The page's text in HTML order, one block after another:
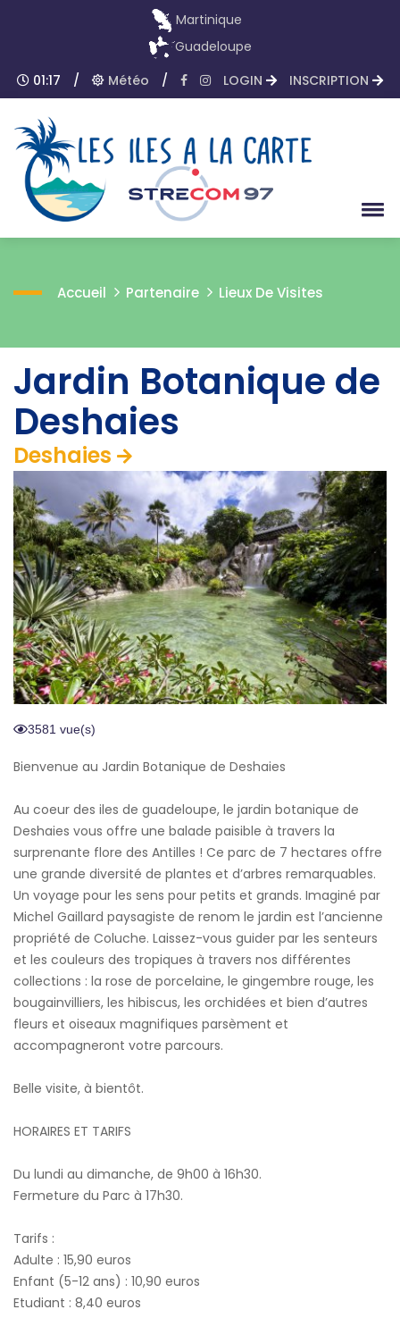
Martinique
Guadeloupe
01:17
/ Météo / LOGIN INSCRIPTION
Accueil Partenaire Lieux De Visites
Jardin Botanique de
Deshaies
Deshaies
3581 vue(s)
Bienvenue au Jardin Botanique de Deshaies
Au coeur des iles de guadeloupe, le jardin botanique de
Deshaies vous offre une balade paisible à travers la
surprenante flore des Antilles ! Ce parc de 7 hectares offre
une grande diversité de plantes et d’arbres remarquables.
Un voyage pour les sens pour petits et grands. Imaginé par
Michel Gaillard paysagiste de renom le jardin est l’ancienne
propriété de Coluche. Laissez-vous guider par les senteurs
et les couleurs des tropiques à travers nos différentes
collections : la rose de porcelaine, le gingembre rouge, les
bougainvilliers, les hibiscus, les orchidées et bien d’autres
fleurs et oiseaux magnifiques parsèment et
accompagneront votre parcours.
Belle visite, à bientôt.
HORAIRES ET TARIFS
Du lundi au dimanche, de 9h00 à 16h30.
Fermeture du Parc à 17h30.
Tarifs :
Adulte : 15,90 euros
Enfant (5-12 ans) : 10,90 euros
Etudiant : 8,40 euros